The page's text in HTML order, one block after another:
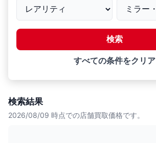
検索
すべての条件をクリア
検索結果
2026/08/09 時点での店舗買取価格です。